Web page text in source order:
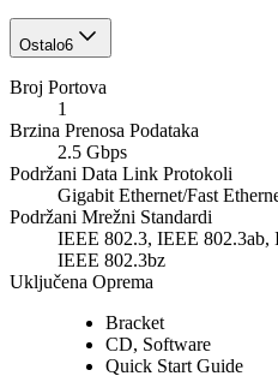
Ostalo6
Broj Portova
1
Brzina Prenosa Podataka
2.5 Gbps
Podržani Data Link Protokoli
Gigabit Ethernet/Fast
Podržani Mrežni Standardi
IEEE 802.3, IEEE
IEEE 802.3bz
Uključena Oprema
Bracket
CD, Software
Quick Start Guide